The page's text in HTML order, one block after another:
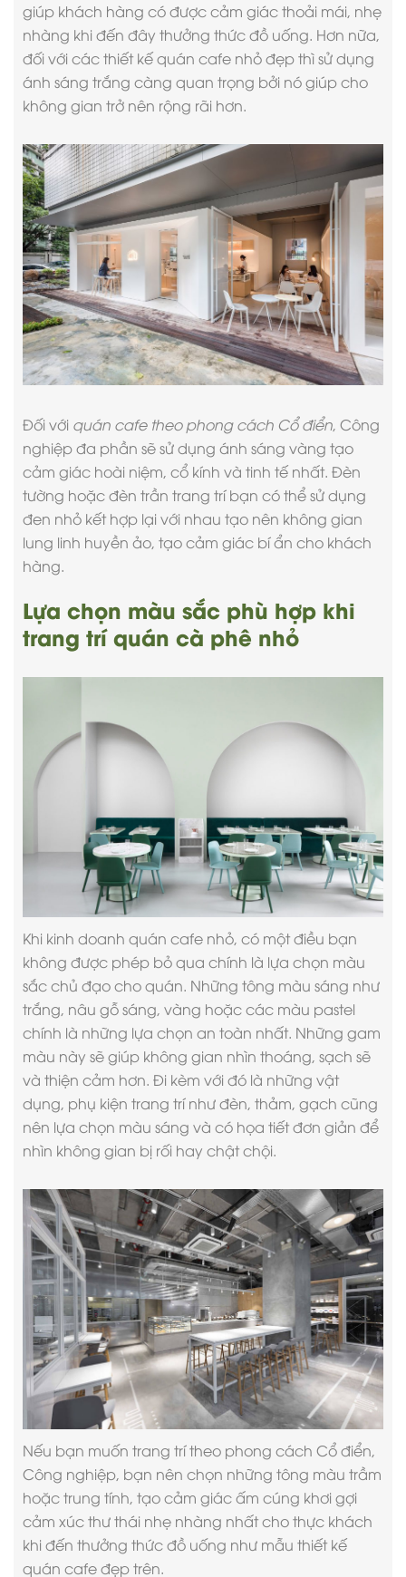
giúp khách hàng có được cảm giác thoải mái, nhẹ
nhàng khi đến đây thưởng thức đồ uống. Hơn nữa,
đối với các thiết kế quán cafe nhỏ đẹp thì sử dụng
ánh sáng trắng càng quan trọng bởi nó giúp cho
không gian trở nên rộng rãi hơn.
Đối với quán cafe theo phong cách Cổ điển, Công
nghiệp đa phần sẽ sử dụng ánh sáng vàng tạo
cảm giác hoài niệm, cổ kính và tinh tế nhất. Đèn
tường hoặc đèn trần trang trí bạn có thể sử dụng
đen nhỏ kết hợp lại với nhau tạo nên không gian
lung linh huyền ảo, tạo cảm giác bí ẩn cho khách
hàng.
Lựa chọn màu sắc phù hợp khi
trang trí quán cà phê nhỏ
Khi kinh doanh quán cafe nhỏ, có một điều bạn
không được phép bỏ qua chính là lựa chọn màu
sắc chủ đạo cho quán. Những tông màu sáng như
trắng, nâu gỗ sáng, vàng hoặc các màu pastel
chính là những lựa chọn an toàn nhất. Những gam
màu này sẽ giúp không gian nhìn thoáng, sạch sẽ
và thiện cảm hơn. Đi kèm với đó là những vật
dụng, phụ kiện trang trí như đèn, thảm, gạch cũng
nên lựa chọn màu sáng và có họa tiết đơn giản để
nhìn không gian bị rối hay chật chội.
Nếu bạn muốn trang trí theo phong cách Cổ điển,
Công nghiệp, bạn nên chọn những tông màu trầm
hoặc trung tính, tạo cảm giác ấm cúng khơi gợi
cảm xúc thư thái nhẹ nhàng nhất cho thực khách
khi đến thưởng thức đồ uống như mẫu thiết kế
quán cafeđẹp trên.